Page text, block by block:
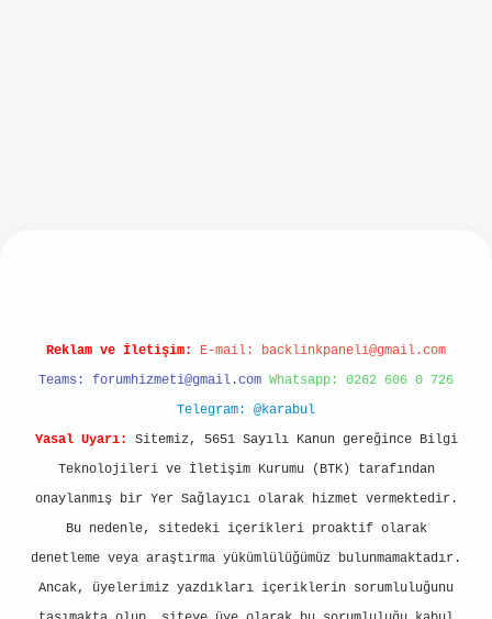
Reklam ve İletişim: E-mail: backlinkpaneli@gmail.com
Teams: forumhizmeti@gmail.com Whatsapp: 0262 606 0 726
Telegram: @karabul
Yasal Uyarı:
Sitemiz, 5651 Sayılı Kanun gereğince Bilgi
Teknolojileri ve İletişim Kurumu (BTK) tarafından
onaylanmış bir Yer Sağlayıcı olarak hizmet vermektedir.
Bu nedenle, sitedeki içerikleri proaktif olarak
denetleme veya araştırma yükümlülüğümüz bulunmamaktadır.
Ancak, üyelerimiz yazdıkları içeriklerin sorumluluğunu